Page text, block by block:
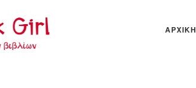
ΑΡΧΙΚΉ